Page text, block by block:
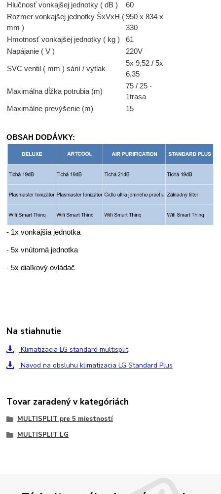
Hlučnosť vonkajšej jednotky ( dB )
60
Rozmer vonkajšej jednotky ŠxVxH (
mm )
950 x 834 x
330
Hmotnosť vonkajšej jednotky ( kg )
61
Napájanie ( V )
220V
SVC ventil ( mm ) sání / výtlak
5x 9,52 / 5x
6,35
Maximálna dĺžka potrubia (m)
75 / 25 -
1trasa
Maximálne prevýšenie (m)
15
OBSAH DODÁVKY:
- 1x vonkajšia jednotka
- 5x vnútorná jednotka
- 5x diaľkový ovládač
Na stiahnutie
Klimatizacia LG standard multisplit
Navod na obsluhu klimatizacia LG Standard Plus
Tovar zaradený v kategóriách
MULTISPLIT pre 5 miestností
MULTISPLIT LG